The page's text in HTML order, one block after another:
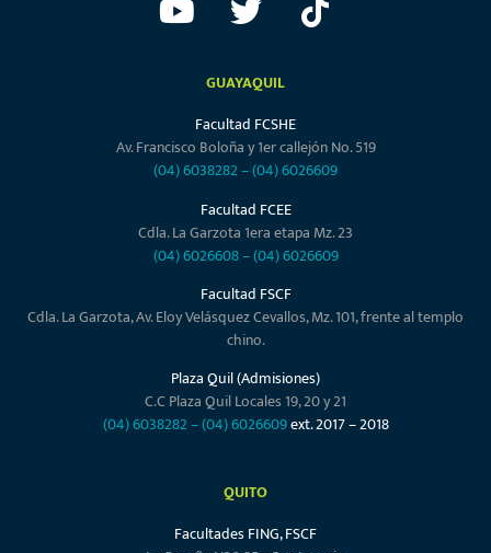
GUAYAQUIL
Facultad FCSHE
Av. Francisco Boloña y 1er callejón No. 519
(04) 6038282–(04) 6026609
Facultad FCEE
Cdla. La Garzota 1era etapa Mz. 23
(04) 6026608–(04) 6026609
Facultad FSCF
Cdla. La Garzota, Av. Eloy Velásquez Cevallos, Mz. 101, frente al templo
chino.
Plaza Quil (Admisiones)
C.C Plaza Quil Locales 19, 20 y 21
(04) 6038282–(04) 6026609ext. 2017 – 2018
QUITO
Facultades FING, FSCF